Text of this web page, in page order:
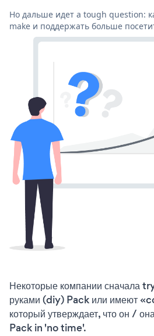
Но дальше идет a tough question:
make и поддержать больше
Некоторые компании сначала
руками (diy) Pack или имеют
который утверждает, что он /
Pack in 'no time'.